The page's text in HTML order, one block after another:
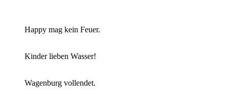
Happy mag kein Feuer.
Kinder lieben Wasser!
Wagenburg vollendet.